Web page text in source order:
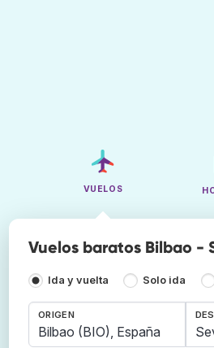
VUELOS
Vuelos baratos Bilbao -
Ida y vuelta Solo ida
ORIGEN